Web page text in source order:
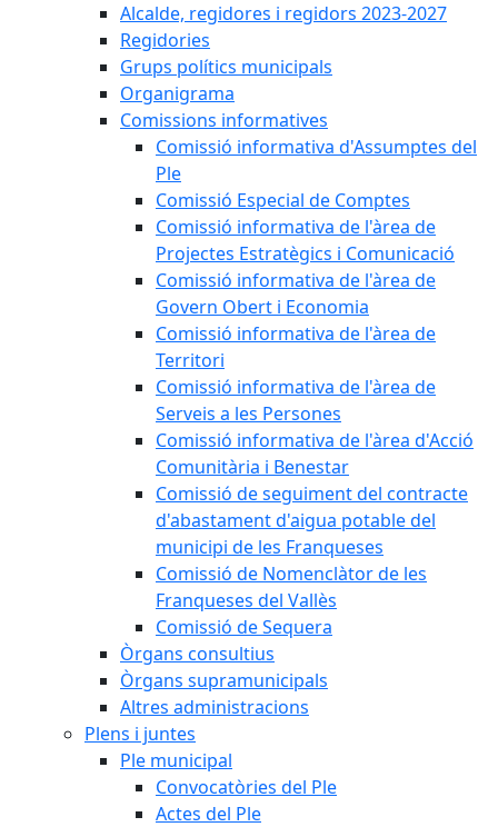
Alcalde, regidores i regidors 2023-2027
Regidories
Grups polítics municipals
Organigrama
Comissions informatives
Comissió informativa d'Assumptes del
Ple
Comissió Especial de Comptes
Comissió informativa de l'àrea de
Projectes Estratègics i Comunicació
Comissió informativa de l'àrea de
Govern Obert i Economia
Comissió informativa de l'àrea de
Territori
Comissió informativa de l'àrea de
Serveis a les Persones
Comissió informativa de l'àrea d'Acció
Comunitària i Benestar
Comissió de seguiment del contracte
d'abastament d'aigua potable del
municipi de les Franqueses
Comissió de Nomenclàtor de les
Franqueses del Vallès
Comissió de Sequera
Òrgans consultius
Òrgans supramunicipals
Altres administracions
Plens i juntes
Ple municipal
Convocatòries del Ple
Actes del Ple